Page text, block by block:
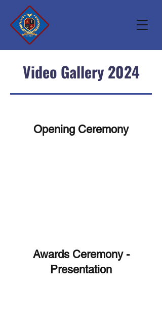
Video Gallery 2024
Opening Ceremony
Awards Ceremony -
Presentation